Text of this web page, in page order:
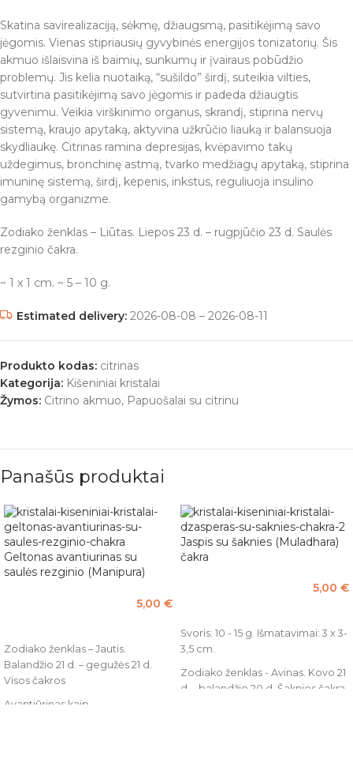
Skatina savirealizaciją, sėkmę, džiaugsmą, pasitikėjimą savo
jėgomis. Vienas stipriausių gyvybinės energijos tonizatorių. Šis
akmuo išlaisvina iš baimių, sunkumų ir įvairaus pobūdžio
problemų. Jis kelia nuotaiką, “sušildo” širdį, suteikia vilties,
sutvirtina pasitikėjimą savo jėgomis ir padeda džiaugtis
gyvenimu. Veikia virškinimo organus, skrandį, stiprina nervų
sistemą, kraujo apytaką, aktyvina užkrūčio liauką ir balansuoja
skydliaukę. Citrinas ramina depresijas, kvėpavimo takų
uždegimus, bronchinę astmą, tvarko medžiagų apytaką, stiprina
imuninę sistemą, širdį, kepenis, inkstus, reguliuoja insulino
gamybą organizme.
Zodiako ženklas – Liūtas. Liepos 23 d. – rugpjūčio 23 d. Saulės
rezginio čakra.
~ 1 x 1 cm. ~ 5 – 10 g.
Estimated delivery: 2026-08-08 – 2026-08-11
Produkto kodas: citrinas
Kategorija: Kišeniniai kristalai
Žymos: Citrino akmuo, Papuošalai su citrinu
Panašūs produktai
Geltonas avantiurinas su
saulės rezginio (Manipura)
5,00 €
Zodiako ženklas – Jautis.
Balandžio 21 d. – gegužės 21 d.
Visos čakros
Avantiūrinas kaip
Jaspis su šaknies (Muladhara)
čakra
5,00 €
Svoris: 10 - 15 g. Išmatavimai: 3 x 3-
3,5 cm.
Zodiako ženklas - Avinas. Kovo 21
d. - balandžio 20 d. Šaknies čakra.